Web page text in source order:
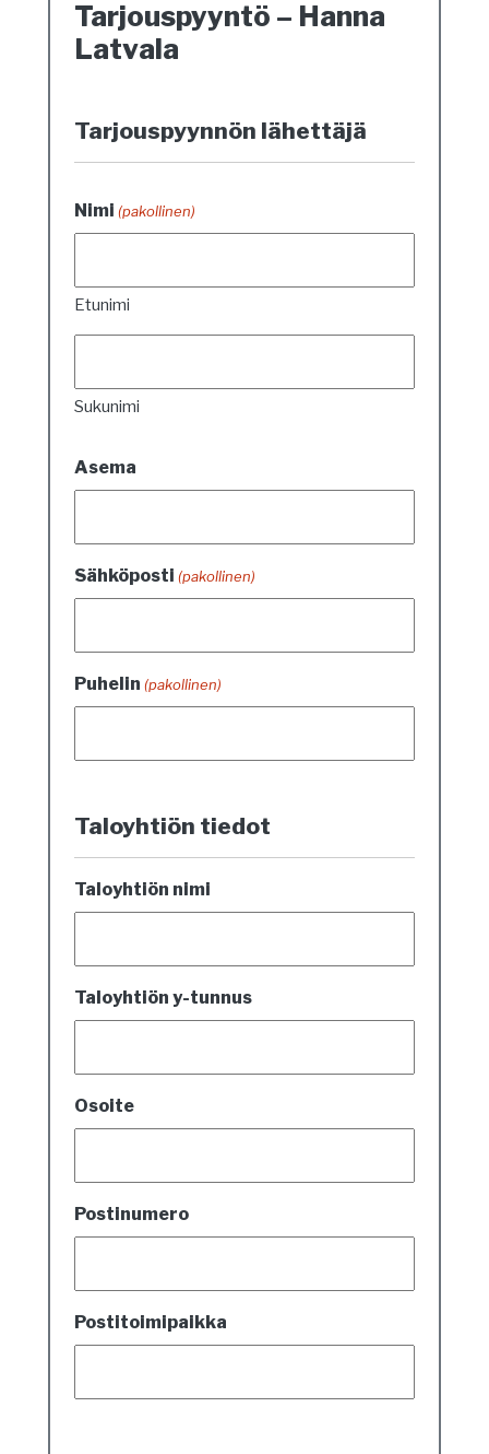
Tarjouspyyntö – Hanna
Latvala
Tarjouspyynnön lähettäjä
Nimi (pakollinen)
Etunimi
Sukunimi
Asema
Sähköposti (pakollinen)
Puhelin (pakollinen)
Taloyhtiön tiedot
Taloyhtiön nimi
Taloyhtiön y-tunnus
Osoite
Postinumero
Postitoimipaikka